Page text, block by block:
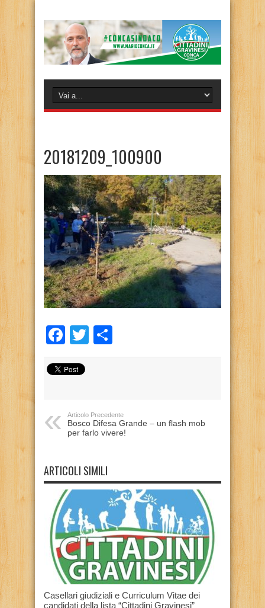
20181209_100900
Facebook
Twitter
Articolo Precedente
Bosco Difesa Grande – un flash mob
per farlo vivere!
ARTICOLI SIMILI
Casellari giudiziali e Curriculum Vitae dei
candidati della lista “Cittadini Gravinesi”